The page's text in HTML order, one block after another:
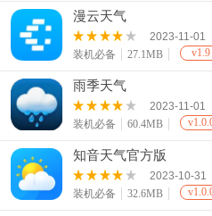
漫云天气
2023-11-01
装机必备
27.1MB v1.9
雨季天气
2023-11-01
装机必备
60.4MB
知音天气官方版
2023-10-31
装机必备
32.6MB